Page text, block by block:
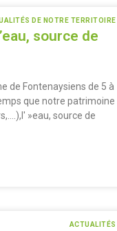
DE NOTRE TERRITOIRE
source de
de Fontenaysiens de 5 à
que notre patrimoine
»eau, source de
ACTUALITÉS